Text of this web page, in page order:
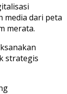
media dari peta
merata.
strategis